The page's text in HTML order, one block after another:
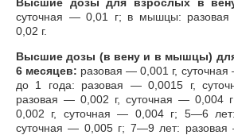
суточная — 0,01 г; в мышцы:
0,02 г.
Высшие дозы (в вену и в мышцы) для
6 месяцев: разовая — 0,001 г,
до 1 года: разовая — 0,0015 г,
разовая — 0,002 г, суточная — 0,004
0,002 г, суточная — 0,004 г; 5—6
суточная — 0,005 г; 7—9 лет: